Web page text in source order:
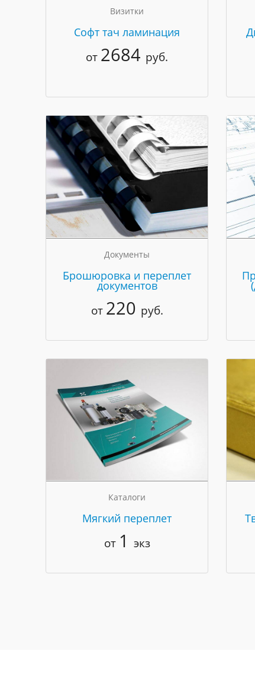
Визитки
Cофт тач ламинация
от 2684 руб.
Документы
Брошюровка и переплет
документов
от 220 руб.
Каталоги
Мягкий переплет
от 1 экз